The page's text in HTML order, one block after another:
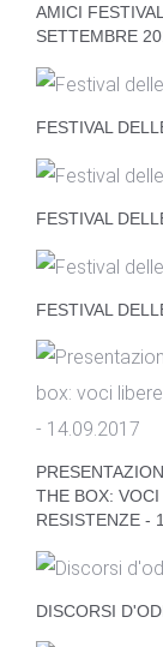
AMICI
SETTEMBRE
FESTIVAL
FESTIVAL
FESTIVAL
THE BOX: VOCI
RESISTENZE -
DISCORSI